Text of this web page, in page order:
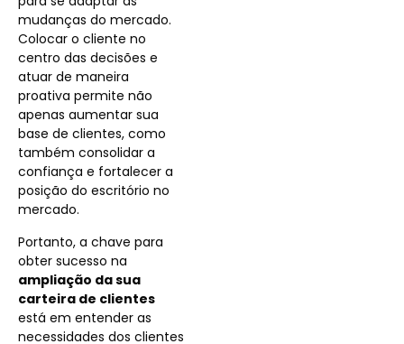
mudanças do mercado.
Colocar o cliente no
centro das decisões e
atuar de maneira
proativa permite não
apenas aumentar sua
base de clientes, como
também consolidar a
confiança e fortalecer a
posição do escritório no
mercado.
Portanto, a chave para
obter sucesso na
ampliação da sua
carteira de clientes
está em entender as
necessidades dos clientes